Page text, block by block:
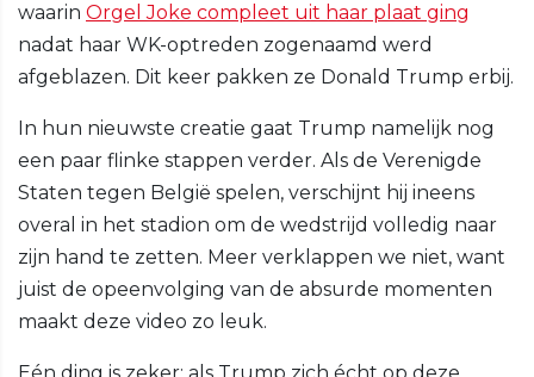
waarin Orgel Joke compleet uit haar plaat ging
nadat haar WK-optreden zogenaamd werd
afgeblazen. Dit keer pakken ze Donald Trump erbij.
In hun nieuwste creatie gaat Trump namelijk nog
een paar flinke stappen verder. Als de Verenigde
Staten tegen België spelen, verschijnt hij ineens
overal in het stadion om de wedstrijd volledig naar
zijn hand te zetten. Meer verklappen we niet, want
juist de opeenvolging van de absurde momenten
maakt deze video zo leuk.